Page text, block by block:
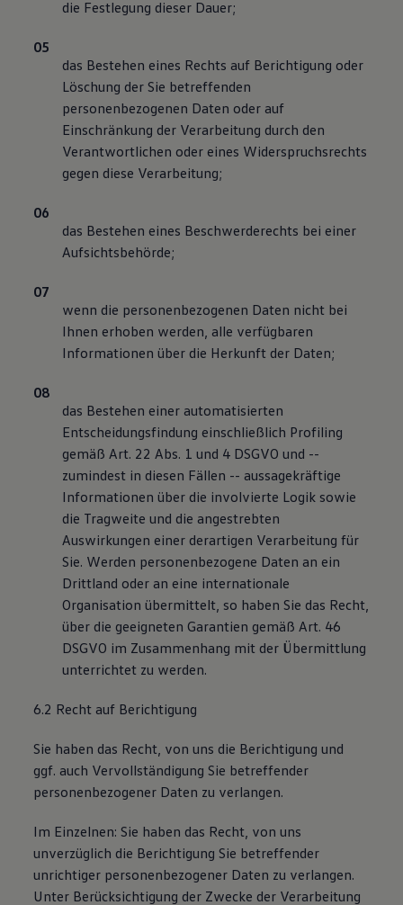
die Festlegung dieser Dauer;
das Bestehen eines Rechts auf Berichtigung oder
Löschung der Sie betreffenden
personenbezogenen Daten oder auf
Einschränkung der Verarbeitung durch den
Verantwortlichen oder eines Widerspruchsrechts
gegen diese Verarbeitung;
das Bestehen eines Beschwerderechts bei einer
Aufsichtsbehörde;
wenn die personenbezogenen Daten nicht bei
Ihnen erhoben werden, alle verfügbaren
Informationen über die Herkunft der Daten;
das Bestehen einer automatisierten
Entscheidungsfindung einschließlich Profiling
gemäß Art. 22 Abs. 1 und 4 DSGVO und --
zumindest in diesen Fällen -- aussagekräftige
Informationen über die involvierte Logik sowie
die Tragweite und die angestrebten
Auswirkungen einer derartigen Verarbeitung für
Sie. Werden personenbezogene Daten an ein
Drittland oder an eine internationale
Organisation übermittelt, so haben Sie das Recht,
über die geeigneten Garantien gemäß Art. 46
DSGVO im Zusammenhang mit der Übermittlung
unterrichtet zu werden.
6.2 Recht auf Berichtigung
Sie haben das Recht, von uns die Berichtigung und
ggf. auch Vervollständigung Sie betreffender
personenbezogener Daten zu verlangen.
Im Einzelnen: Sie haben das Recht, von uns
unverzüglich die Berichtigung Sie betreffender
unrichtiger personenbezogener Daten zu verlangen.
Unter Berücksichtigung der Zwecke der Verarbeitung